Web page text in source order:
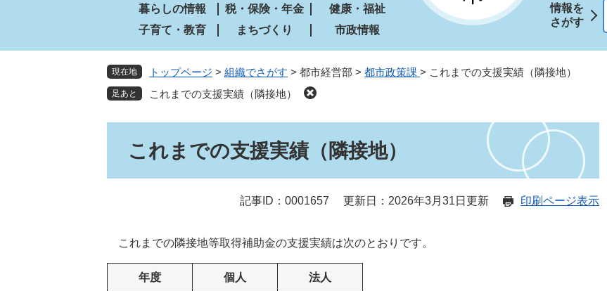
文
暮らしの情報 税・保険・年金
健康・福祉
子育て・教育
まちづくり 市政情報
情報を
さがす
現在地 トップページ > 組織でさがす > 都市経営部 > 都市政策課 > これまでの支援実績（隣接地）
これまでの支援実績（隣接地）
これまでの支援実績（隣接地）
記事ID：0001657 更新日：2026年3月31日更新 印刷ページ表示
これまでの隣接地等取得補助金の支援実績は次のとおりです。
年度 個人 法人